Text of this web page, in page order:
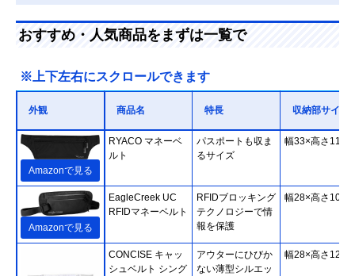
おすすめ・人気商品をまずは一覧で
※上下左右にスクロールできます
外観 商品名 特長 収納部サイズ
Amazonで見る
RYACO マネーベ
ルト
パスポートも収ま
るサイズ
幅33×高さ11cm
Amazonで見る
EagleCreek UC
RFIDマネーベルト
RFIDブロッキング
テクノロジーで情
報を保護
幅28×高さ10cm
CONCISE キャッ
シュベルト シング
アウターにひびか
ない薄型シルエッ
幅28×高さ12cm